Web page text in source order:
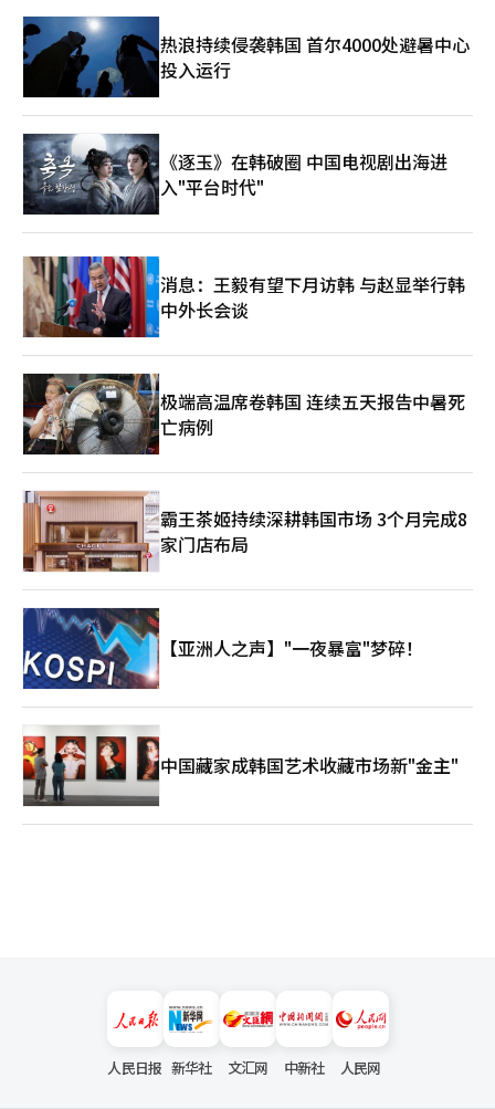
生产流程；港口能够实现智能调度；农业能够依靠AI实现精准种
植；城市能够通过智能系统提升运行效率。物理AI不仅是技术升
级，更可能成为韩国制造业的“第二颗心脏”。 第三支柱是制造
业AX战略。所谓AX，并非简单地在企业中安装人工智能软件，而
是通过AI重塑设计、生产、物流、能源管理、质量控制和售后服务
的全生命周期。 数字化转型解决的是数据采集问题，而AI转型解决
的是智能决策问题。如果韩国能够率先完成制造业AX，不仅能够
出口产品，更能够向世界输出先进制造模式、工业软件平台和智能
生产体系，从“制造大国”迈向“智造强国”。 然而，决定未来
竞争胜负的关键因素仍然是人才。历史已经证明，硅谷之所以成为
高水平科学家、工程师、创业者和创新人才。 韩国拥有“K文
化”这一独特优势。从K-POP、韩剧到韩国美食和文化产品，韩国
已成功塑造全球影响力。然而，文化影响力不能停留在消费层面，
更应转化为人才吸引力。 未来的韩国应成为全球青年向往的创新
术；国际科研人才能够在韩国开展研究；外国创业者能够在韩国创
办企业。这不仅需要文化吸引力，更需要开放包容的人才政策、国
际化教育体系以及便利的长期居留制度。 与此同时，教育体系也
必须进行深刻改革。AI时代不再需要单纯擅长标准答案的人才，而
需要具备创新能力、跨学科思维和问题定义能力的人才。未来教育
应打破学科壁垒，将人工智能、工程技术、人文科学和艺术创造力
融合培养。 地方发展战略同样需要重构。未来韩国不可能仅依靠
首都圈支撑国家竞争力。半导体产业集群、数据中心、智能制造基
地和AI实验园区应当在全国范围布局。地方振兴的核心不再是财政
补贴，而是未来产业落地。只有让人工智能与地方特色产业深度结
二十年甚至更长时间的战略投资。半导体工厂、数据中心和基础研
究平台往往需要巨额资金支持。韩国必须建立鼓励创新、容忍失
败、支持长期研发的金融体系，为未来产业发展提供稳定资本来
源。 纵观世界历史，伟大的国家从来不是因为规模庞大而伟大，
而是因为能够在时代变革中创造新的发展模式。韩国曾创造“汉江
奇迹”，完成民主化转型，实现数字化崛起。今天，新的历史机遇
再次摆在面前。 从人工智能芯片到物理AI，从制造业AX到全球人
才开放战略，这不仅是一套产业政策，更是一份面向未来的国家发
展蓝图。从“生存韩国”走向“伟大韩国”，意味着韩国不再满足
于追赶世界，而是努力成为定义未来、塑造未来的重要力量。 历
史最终会记住的，不是那些畏惧变革的国家，而是那些敢于拥抱变
热浪持续侵袭韩国 首尔4000处避暑中心
投入运行
《逐玉》在韩破圈 中国电视剧出海进
入"平台时代"
消息：王毅有望下月访韩 与赵显举行韩
中外长会谈
极端高温席卷韩国 连续五天报告中暑死
亡病例
霸王茶姬持续深耕韩国市场 3个月完成8
家门店布局
【亚洲人之声】"一夜暴富"梦碎！
中国藏家成韩国艺术收藏市场新"金主"
人民日报 新华社 文汇网 中新社 人民网